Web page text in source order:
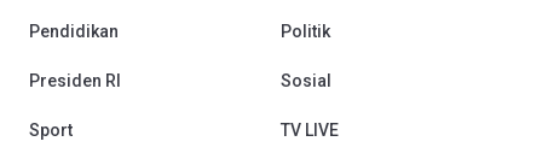
Pendidikan Politik
Presiden RI Sosial
Sport TV LIVE